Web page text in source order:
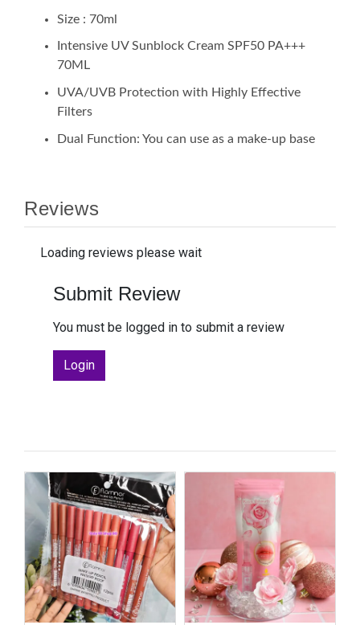
Size : 70ml
Intensive UV Sunblock Cream SPF50 PA+++
70ML
UVA/UVB Protection with Highly Effective
Filters
Dual Function: You can use as a make-up base
Reviews
Loading reviews please wait
Submit Review
You must be logged in to submit a review
Login